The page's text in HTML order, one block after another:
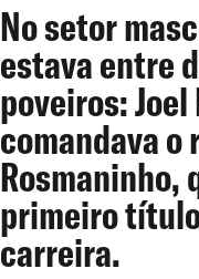
No setor
estava entre
poveiros:
comandava o
Rosmaninho,
primeiro
carreira.